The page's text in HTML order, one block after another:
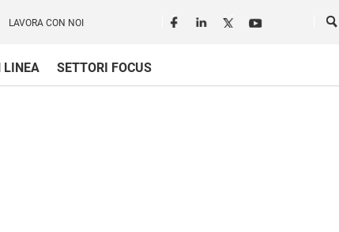
LAVORA CON NOI Seguici in rete
LINEA
SETTORI FOCUS